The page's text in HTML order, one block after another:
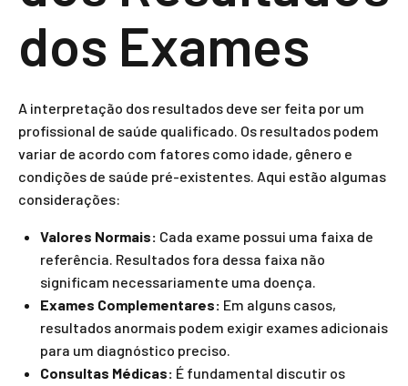
dos Exames
A interpretação dos resultados deve ser feita por um
profissional de saúde qualificado. Os resultados podem
variar de acordo com fatores como idade, gênero e
condições de saúde pré-existentes. Aqui estão algumas
considerações:
Valores Normais: Cada exame possui uma faixa de
referência. Resultados fora dessa faixa não
significam necessariamente uma doença.
Exames Complementares: Em alguns casos,
resultados anormais podem exigir exames adicionais
para um diagnóstico preciso.
Consultas Médicas: É fundamental discutir os